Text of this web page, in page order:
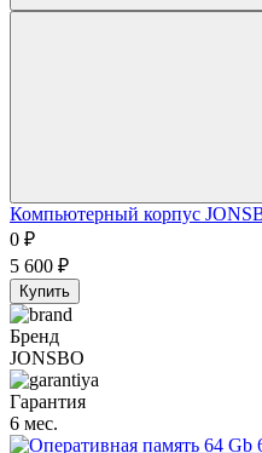
Компьютерный корпус
0 ₽
5 600 ₽
Купить
Бренд
JONSBO
Гарантия
6 мес.